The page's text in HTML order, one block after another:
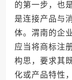
的第一步，也
是连接产品与
体。渭南的企
应当将商标注
构思，要求其
化或产品特性